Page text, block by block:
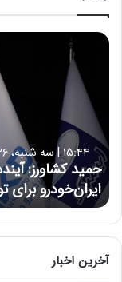
ح
ش
ا
و
ر
ز
:
آ
ی
ن
۱۵:۴۴ | سه شنبه، ۲۶ خرداد ۱۴۰۵
حمید کشاورز:
ایران‌خودرو برای
آخرین اخبار